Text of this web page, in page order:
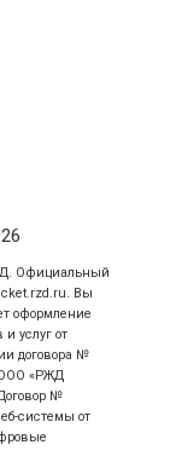
на
Официальный
Вы
оформление
услуг от
договора №
ООО «РЖД
№
системы от